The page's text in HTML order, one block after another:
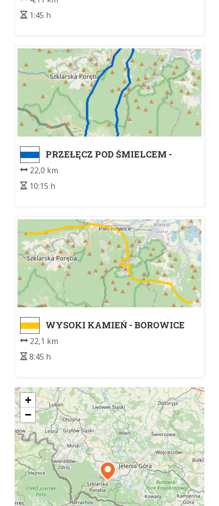
1:45 h
PRZEŁĘCZ POD ŚMIELCEM -
Czeska budka
22,0 km
10:15 h
WYSOKI KAMIEŃ - BOROWICE
22,1 km
8:45 h
+
−